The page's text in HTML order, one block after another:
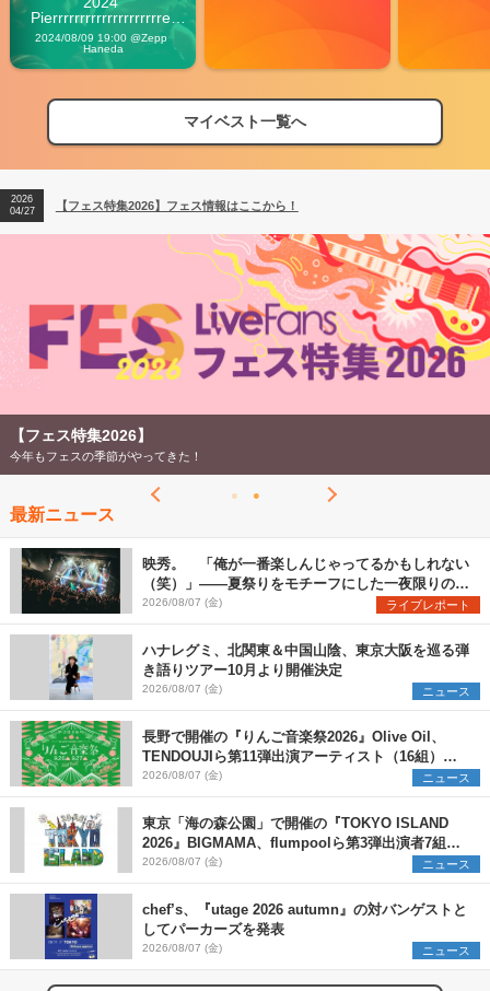
Pierrrrrrrrrrrrrrrrrrrre
Vibes
2024/08/09 19:00 @Zepp
Haneda
マイベスト一覧へ
【フェス特集2026】フェス情報はここから！
【ライブ動員ランキング】2026年上半期編発表！
2026
04/27
【フェス特集2026】フェス情報はここから！
2026
【ライブ動員ランキング】2026年上半期編発表！
【フェス特集2026】
今年もフェスの季節がやってきた！
最新ニュース
映秀。 「俺が一番楽しんじゃってるかもしれない
（笑）」――夏祭りをモチーフにした一夜限りのス
ペシャルライブ『色祭』レポート
2026/08/07 (金) ライブレポート
ハナレグミ、北関東＆中国山陰、東京大阪を巡る弾
き語りツアー10月より開催決定
2026/08/07 (金) ニュース
長野で開催の『りんご音楽祭2026』Olive Oil、
TENDOUJIら第11弾出演アーティスト（16組）を
発表
2026/08/07 (金) ニュース
東京「海の森公園」で開催の『TOKYO ISLAND
2026』BIGMAMA、flumpoolら第3弾出演者7組を
発表 ワークショップ・アート出展者を募集
2026/08/07 (金) ニュース
chef’s、『utage 2026 autumn』の対バンゲストと
してパーカーズを発表
2026/08/07 (金) ニュース